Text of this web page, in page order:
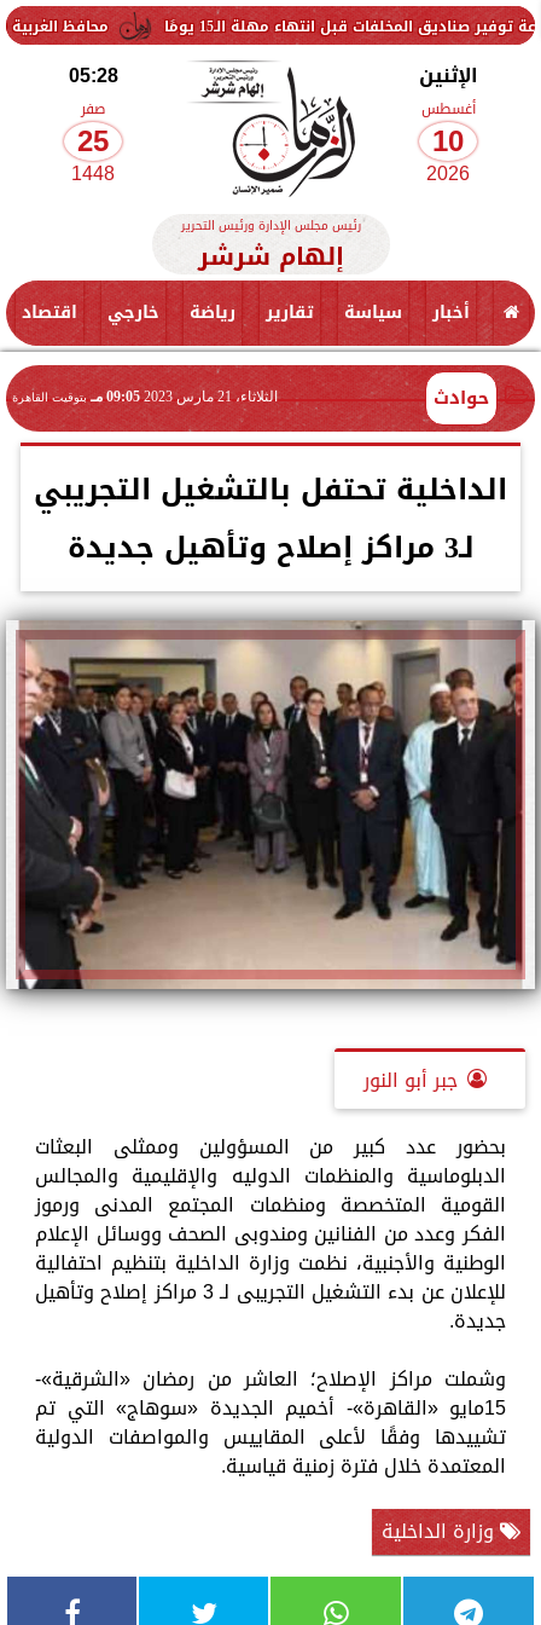
محافظ الغربية يتفقد حزمة قبل انتهاء مهلة الـ15 يومًا
الإثنين
أغسطس
10
2026
05:28
صفر
25
1448
رئيس مجلس الإدارة ورئيس التحرير
إلهام شرشر
أخبار سياسة تقارير رياضة خارجي اقتصاد
حوادث الثلاثاء، 21 مارس 2023 09:05 مـ بتوقيت القاهرة
الداخلية تحتفل بالتشغيل التجريبي
لـ3 مراكز إصلاح وتأهيل جديدة
جبر أبو النور
بحضور عدد كبير من المسؤولين وممثلى البعثات
الدبلوماسية والمنظمات الدوليه والإقليمية والمجالس
القومية المتخصصة ومنظمات المجتمع المدنى ورموز
الفكر وعدد من الفنانين ومندوبى الصحف ووسائل الإعلام
الوطنية والأجنبية، نظمت وزارة الداخلية بتنظيم احتفالية
للإعلان عن بدء التشغيل التجريبى لـ 3 مراكز إصلاح وتأهيل
جديدة.
وشملت مراكز الإصلاح؛ العاشر من رمضان «الشرقية»-
15مايو «القاهرة»- أخميم الجديدة «سوهاج» التي تم
تشييدها وفقًا لأعلى المقاييس والمواصفات الدولية
المعتمدة خلال فترة زمنية قياسية.
وزارة الداخلية